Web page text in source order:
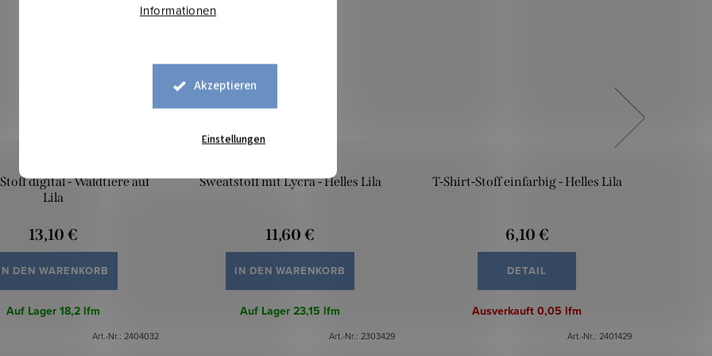
Informationen
Akzeptieren
Einstellungen
digital - Waldtiere auf
Lila
13,10 €
DEN WARENKORB
Auf Lager18,2 lfm
Art.-Nr.: 2404032
Sweatstoff mit Lycra - Helles Lila
11,60 €
IN DEN WARENKORB
Auf Lager23,15 lfm
Art.-Nr.: 2303429
T-Shirt-Stoff einfarbig - Helles Lila
6,10 €
DETAIL
Ausverkauft0,05 lfm
Art.-Nr.: 2401429